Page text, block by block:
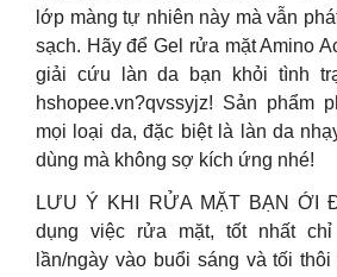
lớp màng tự nhiên này mà vẫn
sạch. Hãy để Gel rửa mặt Amino
giải cứu làn da bạn khỏi tình
hshopee.vn?qvssyjz! Sản phẩm
mọi loại da, đặc biệt là làn da
dùng mà không sợ kích ứng nhé!
LƯU Ý KHI RỬA MẶT BẠN ỚI
dụng việc rửa mặt, tốt nhất
lần/ngày vào buổi sáng và tối